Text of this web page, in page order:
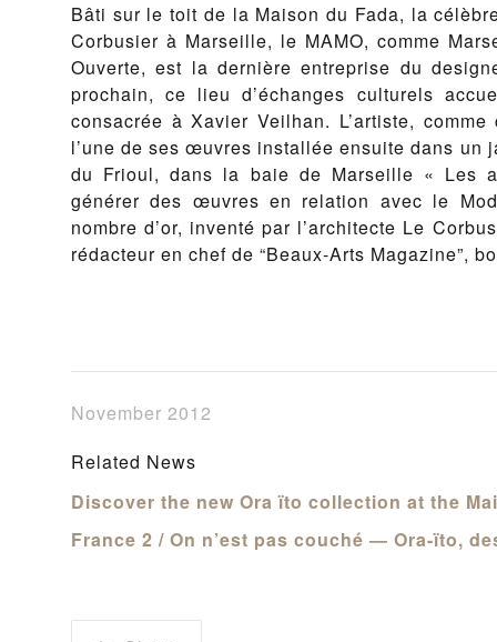
Bâti sur le toit de la Maison du Fada, la
Corbusier à Marseille, le MAMO, comme
Ouverte, est la dernière entreprise du
prochain, ce lieu d’échanges culturels
consacrée à Xavier Veilhan. L’artiste,
l’une de ses œuvres installée ensuite dans un
du Frioul, dans la baie de Marseille « Les
générer des œuvres en relation avec le
nombre d’or, inventé par l’architecte Le
rédacteur en chef de “Beaux-Arts Magazine”,
November 2012
Related News
Discover the new Ora ïto collection at the
France 2 / On n’est pas couché — Ora-ïto,